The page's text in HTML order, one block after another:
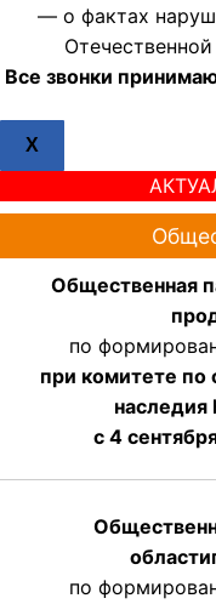
— о фактах
Все звонки
X
Общественная
по
при комитете по
наследия
с 4
области
по